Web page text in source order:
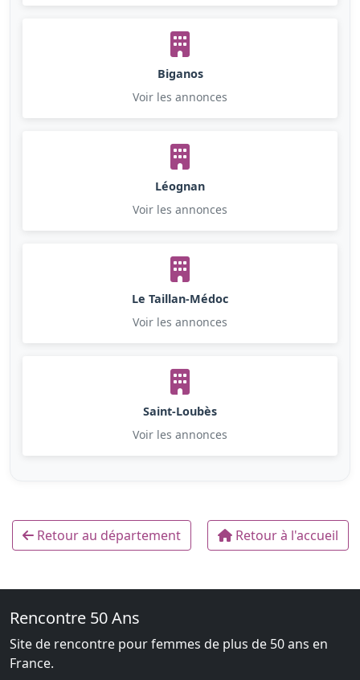
Biganos
Voir les annonces
Léognan
Voir les annonces
Le Taillan-Médoc
Voir les annonces
Saint-Loubès
Voir les annonces
Retour au département Retour à l'accueil
Rencontre 50 Ans
Site de rencontre pour femmes de plus de 50 ans en
France.